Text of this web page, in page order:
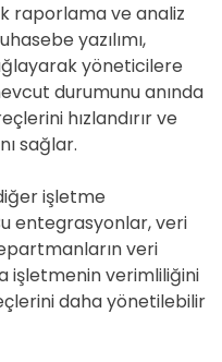
raporlama ve analiz
yazılımı,
yöneticilere
durumunu anında
hızlandırır ve
sağlar.
işletme
entegrasyonlar, veri
veri
işletmenin verimliliğini
daha yönetilebilir